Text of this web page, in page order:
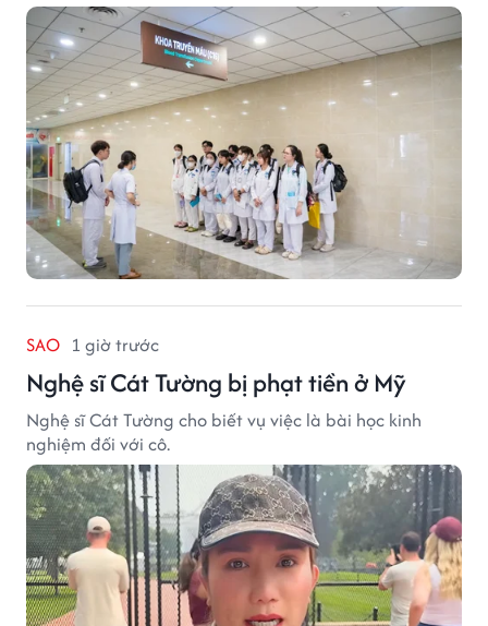
SAO 1 giờ trước
Nghệ sĩ Cát Tường bị phạt tiền ở Mỹ
Nghệ sĩ Cát Tường cho biết vụ việc là bài học kinh
nghiệm đối với cô.